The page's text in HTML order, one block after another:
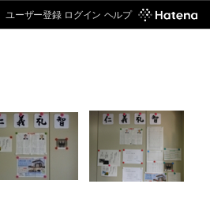
ユーザー登録 ログイン ヘルプ